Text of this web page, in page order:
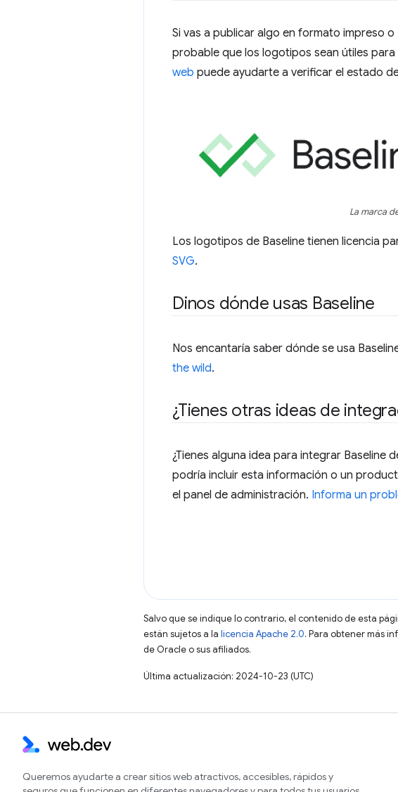
Si vas a publicar algo en formato impreso
probable que los logotipos sean útiles
web puede ayudarte a verificar el estado
La marca
Los logotipos de Baseline tienen licencia
SVG.
Dinos dónde usas Baseline
Nos encantaría saber dónde se usa
the wild.
¿Tienes otras ideas de
¿Tienes alguna idea para integrar
podría incluir esta información o un
el panel de administración. Informa un
Salvo que se indique lo contrario, el contenido de esta
están sujetos a la licencia Apache 2.0. Para obtener más
de Oracle o sus afiliados.
Última actualización: 2024-10-23 (UTC)
Queremos ayudarte a crear sitios web atractivos, accesibles, rápidos y